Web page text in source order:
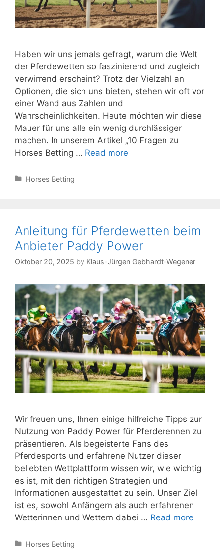
Haben wir uns jemals gefragt, warum die Welt
der Pferdewetten so faszinierend und zugleich
verwirrend erscheint? Trotz der Vielzahl an
Optionen, die sich uns bieten, stehen wir oft vor
einer Wand aus Zahlen und
Wahrscheinlichkeiten. Heute möchten wir diese
Mauer für uns alle ein wenig durchlässiger
machen. In unserem Artikel „10 Fragen zu
Horses Betting … Read more
verständlich
beantwortet
Categories
Horses Betting
Anleitung für Pferdewetten beim
Anbieter Paddy Power
Oktober 20, 2025 by Klaus-Jürgen Gebhardt-Wegener
Wir freuen uns, Ihnen einige hilfreiche Tipps zur
Nutzung von Paddy Power für Pferderennen zu
präsentieren. Als begeisterte Fans des
Pferdesports und erfahrene Nutzer dieser
beliebten Wettplattform wissen wir, wie wichtig
es ist, mit den richtigen Strategien und
Informationen ausgestattet zu sein. Unser Ziel
ist es, sowohl Anfängern als auch erfahrenen
Wetterinnen und Wettern dabei … Read more
Categories
Horses Betting